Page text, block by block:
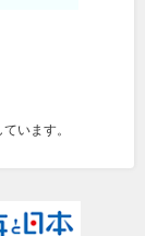
います。